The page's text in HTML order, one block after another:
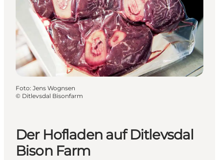
Unterkünfte
Erlebnisbuchung
Für Kinder
Der Hofladen auf Ditlevsdal
Bison Farm
Foto: Jens Wognsen
© Ditlevsdal Bisonfarm